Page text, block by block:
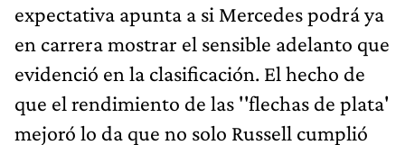
expectativa apunta a si Mercedes podrá ya
en carrera mostrar el sensible adelanto que
evidenció en la clasificación. El hecho de
que el rendimiento de las ''flechas de plata'
mejoró lo da que no solo Russell cumplió